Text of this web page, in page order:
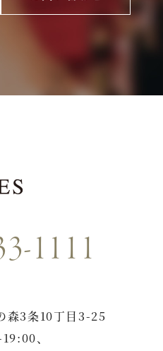
1111
森3条10丁目3-25
、